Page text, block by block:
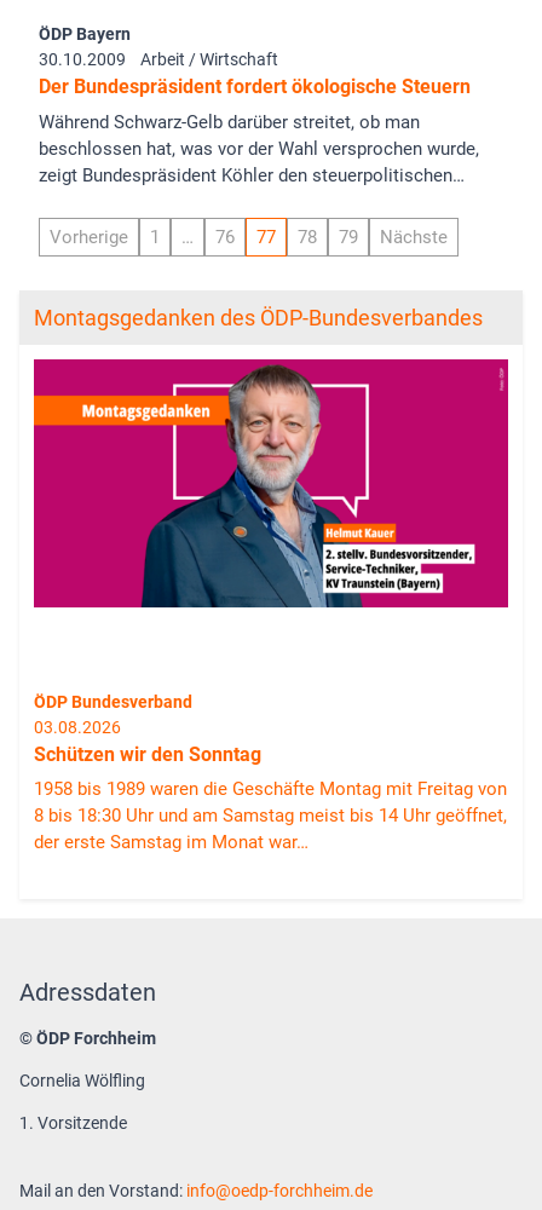
ÖDP Bayern
30.10.2009
Arbeit / Wirtschaft
Der Bundespräsident fordert ökologische Steuern
Während Schwarz-Gelb darüber streitet, ob man
beschlossen hat, was vor der Wahl versprochen wurde,
zeigt Bundespräsident Köhler den steuerpolitischen…
Vorherige 1 … 76 77 78 79 Nächste
Montagsgedanken des ÖDP-Bundesverbandes
ÖDP Bundesverband
03.08.2026
Schützen wir den Sonntag
1958 bis 1989 waren die Geschäfte Montag mit Freitag von
8 bis 18:30 Uhr und am Samstag meist bis 14 Uhr geöffnet,
der erste Samstag im Monat war…
Adressdaten
© ÖDP Forchheim
Cornelia Wölfling
1. Vorsitzende
Mail an den Vorstand: info oedp-forchheim.de